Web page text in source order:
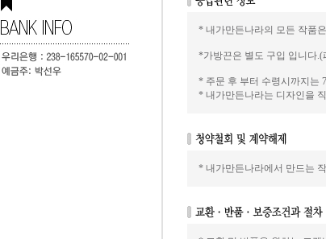
* 내가만든나라의 모든 작품
*가방끈은 별도 구입 입니다
* 주문 후 부터 수령시까지는
* 내가만든나라는 디자인을
* 내가만든나라에서 만드는